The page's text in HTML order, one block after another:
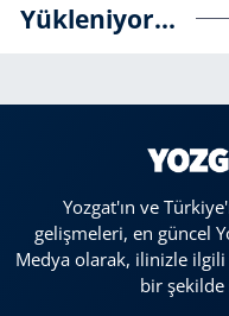
Yükleniyor...
Yozgat'ın ve
gelişmeleri, en güncel
Medya olarak, ilinizle ilgili
bir şekilde